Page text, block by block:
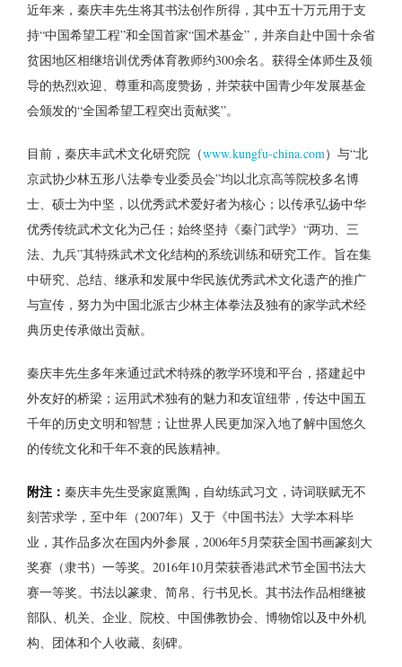
近年来，秦庆丰先生将其书法创作所得，其中五十万元用于支
持“中国希望工程”和全国首家“国术基金”，并亲自赴中国十余省
贫困地区相继培训优秀体育教师约300余名。获得全体师生及领
导的热烈欢迎、尊重和高度赞扬，并荣获中国青少年发展基金
会颁发的“全国希望工程突出贡献奖”。
目前，秦庆丰武术文化研究院（www.kungfu-china.com）与“北
京武协少林五形八法拳专业委员会”均以北京高等院校多名博
士、硕士为中坚，以优秀武术爱好者为核心；以传承弘扬中华
优秀传统武术文化为己任；始终坚持《秦门武学》“两功、三
法、九兵”其特殊武术文化结构的系统训练和研究工作。旨在集
中研究、总结、继承和发展中华民族优秀武术文化遗产的推广
与宣传，努力为中国北派古少林主体拳法及独有的家学武术经
典历史传承做出贡献。
秦庆丰先生多年来通过武术特殊的教学环境和平台，搭建起中
外友好的桥梁；运用武术独有的魅力和友谊纽带，传达中国五
千年的历史文明和智慧；让世界人民更加深入地了解中国悠久
的传统文化和千年不衰的民族精神。
附注： 秦庆丰先生受家庭熏陶，自幼练武习文，诗词联赋无不
刻苦求学，至中年（2007年）又于《中国书法》大学本科毕
业，其作品多次在国内外参展，2006年5月荣获全国书画篆刻大
奖赛（隶书）一等奖。2016年10月荣获香港武术节全国书法大
赛一等奖。书法以篆隶、简帛、行书见长。其书法作品相继被
部队、机关、企业、院校、中国佛教协会、博物馆以及中外机
构、团体和个人收藏、刻碑。